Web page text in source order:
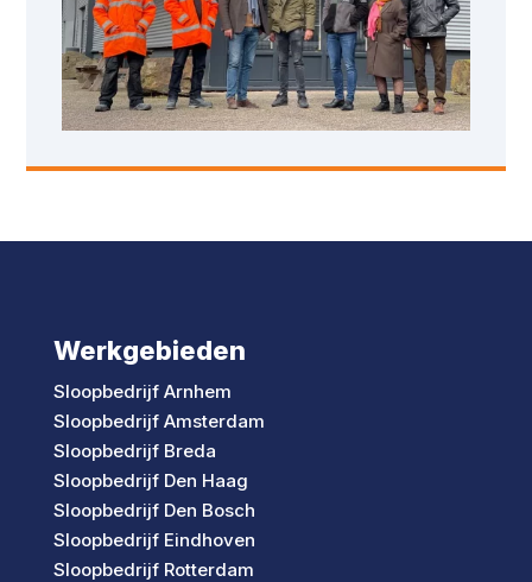
Werkgebieden
Sloopbedrijf Arnhem
Sloopbedrijf Amsterdam
Sloopbedrijf Breda
Sloopbedrijf Den Haag
Sloopbedrijf Den Bosch
Sloopbedrijf Eindhoven
Sloopbedrijf Rotterdam